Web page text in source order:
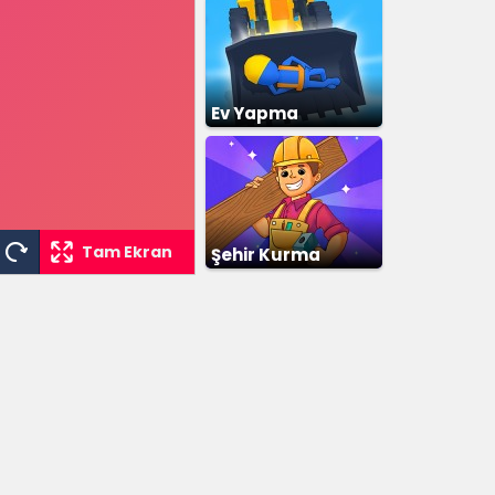
Tam Ekran
Ev Yapma
Şehir Kurma